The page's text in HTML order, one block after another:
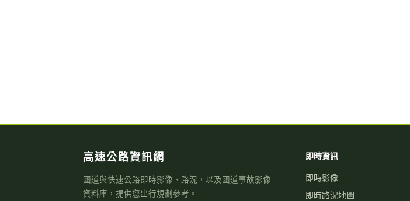
高速公路資訊網
國道與快速公路即時影像、路況，以及國道事故影像
資料庫，提供您出行規劃參考。
即時資訊
即時影像
即時路況地圖